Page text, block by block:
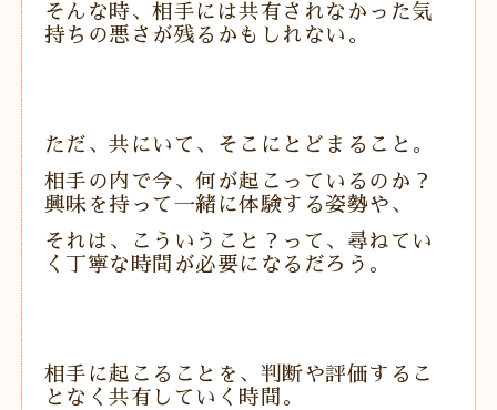
そんな時、相手には共有されなかった気
持ちの悪さが残るかもしれない。
ただ、共にいて、そこにとどまること。
相手の内で今、何が起こっているのか？
興味を持って一緒に体験する姿勢や、
それは、こういうこと？って、尋ねてい
く丁寧な時間が必要になるだろう。
相手に起こることを、判断や評価するこ
となく共有していく時間。